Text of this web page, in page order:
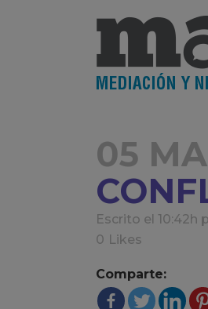
05
Escrito el 10:42h
0 Likes
Comparte: